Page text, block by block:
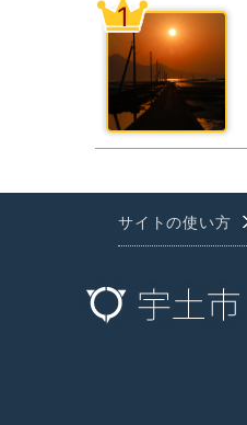
1
サイトの使い方